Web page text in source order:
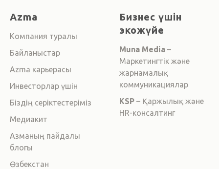
Azma
Компания туралы
Байланыстар
Azma карьерасы
Инвесторлар үшін
Біздің серіктестеріміз
Медиакит
Азманың пайдалы
блогы
Өзбекстан
Бизнес үшін
экожүйе
Muna Media –
Маркетингтік және
жарнамалық
коммуникациялар
KSP – Қаржылық және
HR-консалтинг